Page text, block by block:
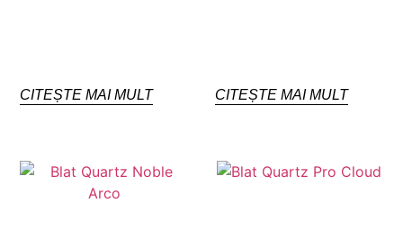
CITEȘTE MAI MULT CITEȘTE MAI MULT